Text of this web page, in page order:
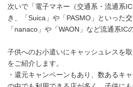
次いで「電子マネー（交通系・流通系
き、「Suica」や「PASMO」といった交
「nanaco」や「WAON」など流通系IC
子供へのお小遣いにキャッシュレスを
をご紹介します。
・還元キャンペーンもあり、数あるキ